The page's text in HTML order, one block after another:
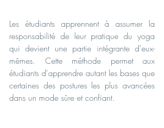
Les étudiants apprennent à assumer la
responsabilité de leur pratique du yoga
qui devient une partie intégrante d'eux-
mêmes. Cette méthode permet aux
étudiants d'apprendre autant les bases que
certaines des postures les plus avancées
dans un mode sûre et confiant.